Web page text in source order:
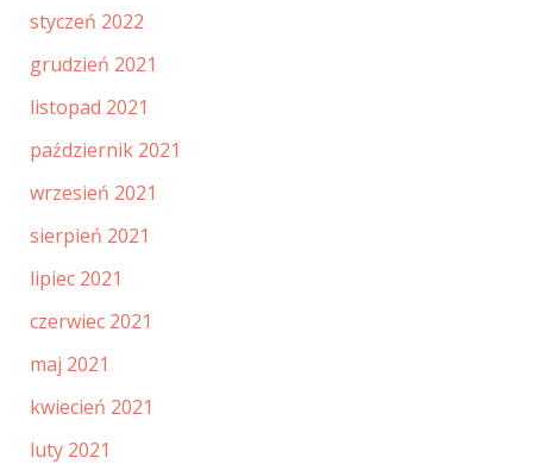
styczeń 2022
grudzień 2021
listopad 2021
październik 2021
wrzesień 2021
sierpień 2021
lipiec 2021
czerwiec 2021
maj 2021
kwiecień 2021
luty 2021